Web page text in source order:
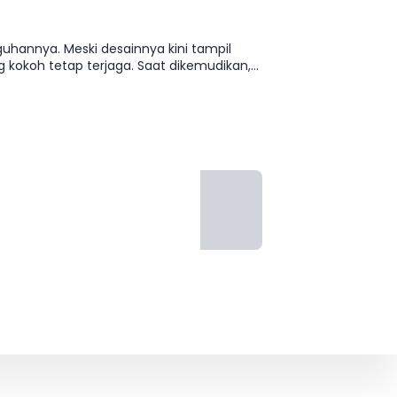
Meski desainnya kini tampil
kokoh tetap terjaga. Saat dikemudikan,
genangan air atau jalanan rusak.
kembali yang sangat stabil.